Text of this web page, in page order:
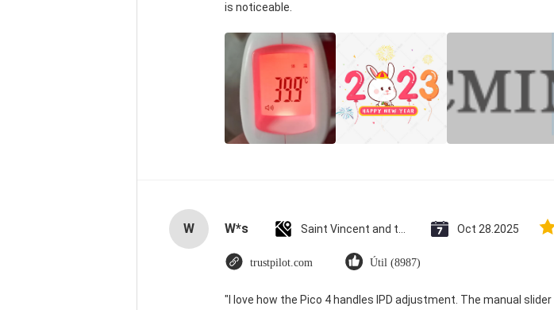
is noticeable.
W W*s Oct 28.2025
trustpilot.com Útil (8987)
"I love how the Pico 4 handles IPD adjustment. The manual